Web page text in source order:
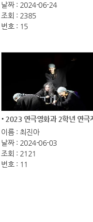
날짜 : 2024-06-24
조회 : 2385
번호 : 15
이름 : 최진아
날짜 : 2024-06-03
조회 : 2121
번호 : 11